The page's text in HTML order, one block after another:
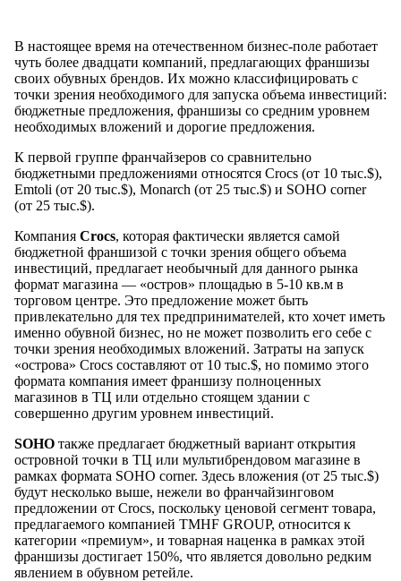
В настоящее время на отечественном бизнес-поле работает
чуть более двадцати компаний, предлагающих франшизы
своих обувных брендов. Их можно классифицировать с
точки зрения необходимого для запуска объема инвестиций:
бюджетные предложения, франшизы со средним уровнем
необходимых вложений и дорогие предложения.
К первой группе франчайзеров со сравнительно
бюджетными предложениями относятся Crocs (от 10 тыс.$),
Emtoli (от 20 тыс.$), Monarch (от 25 тыс.$) и SOHO corner
(от 25 тыс.$).
Компания Crocs, которая фактически является самой
бюджетной франшизой с точки зрения общего объема
инвестиций, предлагает необычный для данного рынка
формат магазина — «остров» площадью в 5-10 кв.м в
торговом центре. Это предложение может быть
привлекательно для тех предпринимателей, кто хочет иметь
именно обувной бизнес, но не может позволить его себе с
точки зрения необходимых вложений. Затраты на запуск
«острова» Crocs составляют от 10 тыс.$, но помимо этого
формата компания имеет франшизу полноценных
магазинов в ТЦ или отдельно стоящем здании с
совершенно другим уровнем инвестиций.
SOHO также предлагает бюджетный вариант открытия
островной точки в ТЦ или мультибрендовом магазине в
рамках формата SOHO corner. Здесь вложения (от 25 тыс.$)
будут несколько выше, нежели во франчайзинговом
предложении от Crocs, поскольку ценовой сегмент товара,
предлагаемого компанией TMHF GROUP, относится к
категории «премиум», и товарная наценка в рамках этой
франшизы достигает 150%, что является довольно редким
явлением в обувном ретейле.